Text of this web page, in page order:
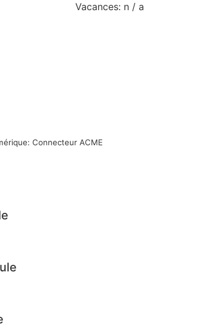
Vacances: n / a
Connecteur ACME